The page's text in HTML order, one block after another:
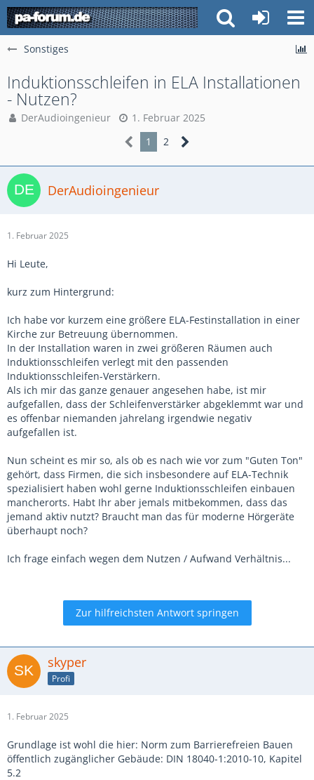
Sonstiges
Induktionsschleifen in ELA Installationen
- Nutzen?
DerAudioingenieur
1. Februar 2025
1
2
DerAudioingenieur
1. Februar 2025
Hi Leute,
kurz zum Hintergrund:
Ich habe vor kurzem eine größere ELA-Festinstallation in einer
Kirche zur Betreuung übernommen.
In der Installation waren in zwei größeren Räumen auch
Induktionsschleifen verlegt mit den passenden
Induktionsschleifen-Verstärkern.
Als ich mir das ganze genauer angesehen habe, ist mir
aufgefallen, dass der Schleifenverstärker abgeklemmt war und
es offenbar niemanden jahrelang irgendwie negativ
aufgefallen ist.
Nun scheint es mir so, als ob es nach wie vor zum "Guten Ton"
gehört, dass Firmen, die sich insbesondere auf ELA-Technik
spezialisiert haben wohl gerne Induktionsschleifen einbauen
mancherorts. Habt Ihr aber jemals mitbekommen, dass das
jemand aktiv nutzt? Braucht man das für moderne Hörgeräte
überhaupt noch?
Ich frage einfach wegen dem Nutzen / Aufwand Verhältnis...
Zur hilfreichsten Antwort springen
skyper
Profi
1. Februar 2025
Grundlage ist wohl die hier: Norm zum Barrierefreien Bauen
öffentlich zugänglicher Gebäude: DIN 18040-1:2010-10, Kapitel
5.2